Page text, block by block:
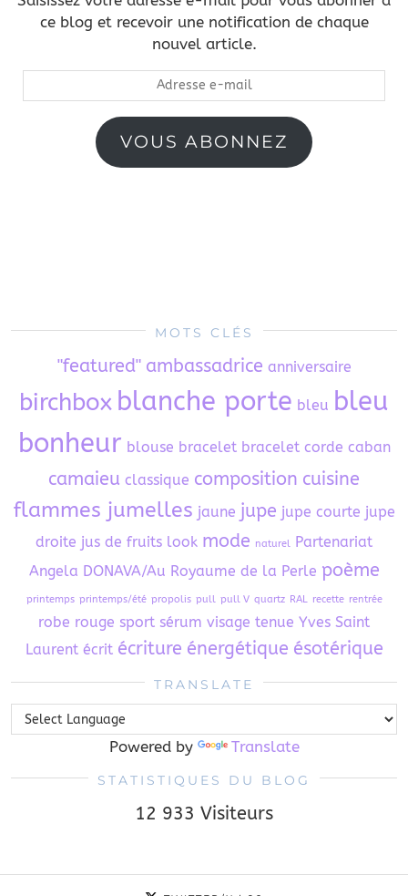
ce blog et recevoir une notification de chaque
nouvel article.
e-
VOUS ABONNEZ
MOTS CLÉS
"featured" ambassadrice anniversaire
birchbox blanche porte bleu bleu
bonheur blouse bracelet bracelet corde caban
camaieu classique composition cuisine
flammes jumelles jaune jupe jupe courte jupe
droite jus de fruits look mode naturel Partenariat
Angela DONAVA/Au Royaume de la Perle poème
printemps printemps/été propolis pull pull V quartz RAL recette rentrée
robe rouge sport sérum visage tenue Yves Saint
Laurent écrit écriture énergétique ésotérique
TRANSLATE
Powered by Translate
STATISTIQUES DU BLOG
12 933 Visiteurs